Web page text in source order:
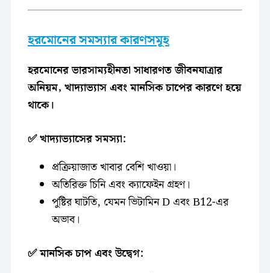
হরমোনের সমস্যার কারণসমূহ
হরমোনের ভারসাম্যহীনতা সাধারণত জীবনযাত্রার
অনিয়ম, খাদ্যাভ্যাস এবং মানসিক চাপের কারণে হয়ে
থাকে।
✅ খাদ্যাভ্যাসের সমস্যা:
প্রক্রিয়াজাত খাবার বেশি খাওয়া।
অতিরিক্ত চিনি এবং ক্যাফেইন গ্রহণ।
পুষ্টির ঘাটতি, যেমন ভিটামিন D এবং B12-এর
অভাব।
✅ মানসিক চাপ এবং উদ্বেগ: